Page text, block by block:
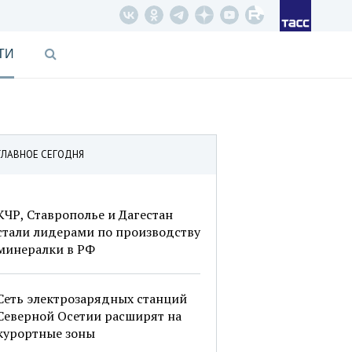
СЕГОДНЯ
Ставрополье и Дагестан
лидерами по производству
в РФ
электрозарядных станций
Осетии расширят на
зоны